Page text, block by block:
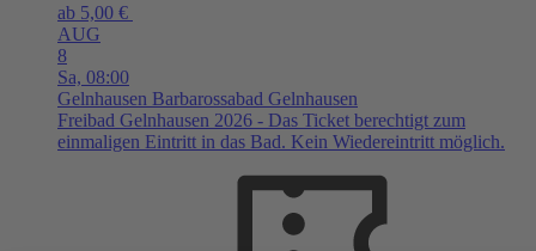
ab 5,00 €
AUG
8
Sa, 08:00
Gelnhausen Barbarossabad Gelnhausen
Freibad Gelnhausen 2026 - Das Ticket berechtigt zum
einmaligen Eintritt in das Bad. Kein Wiedereintritt möglich.